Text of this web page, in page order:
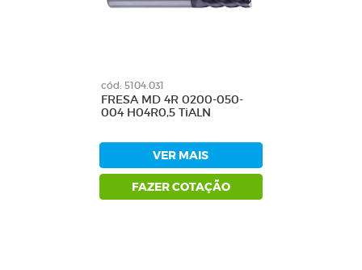
cód: 5104.031
FRESA MD 4R 0200-050-
004 H04R0,5 TiALN
VER MAIS
FAZER COTAÇÃO